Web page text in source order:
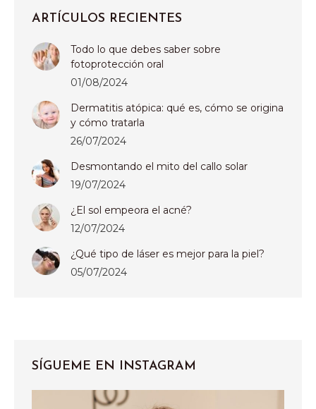
ARTÍCULOS RECIENTES
Todo lo que debes saber sobre
fotoprotección oral
01/08/2024
Dermatitis atópica: qué es, cómo se origina
y cómo tratarla
26/07/2024
Desmontando el mito del callo solar
19/07/2024
¿El sol empeora el acné?
12/07/2024
¿Qué tipo de láser es mejor para la piel?
05/07/2024
SÍGUEME EN INSTAGRAM